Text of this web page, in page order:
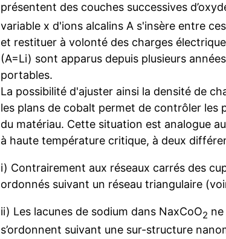
présentent des couches successives
variable x d'ions alcalins A s'insère entre
et restituer à volonté des charges
(A=Li) sont apparus depuis plusieurs
portables.
La possibilité d'ajuster ainsi la densité de
les plans de cobalt permet de contrôler les
du matériau. Cette situation est analogue
à haute température critique, à deux
i) Contrairement aux réseaux carrés des
ordonnés suivant un réseau triangulaire
ii) Les lacunes de sodium dans NaxCoO2
s’ordonnent suivant une sur-structure